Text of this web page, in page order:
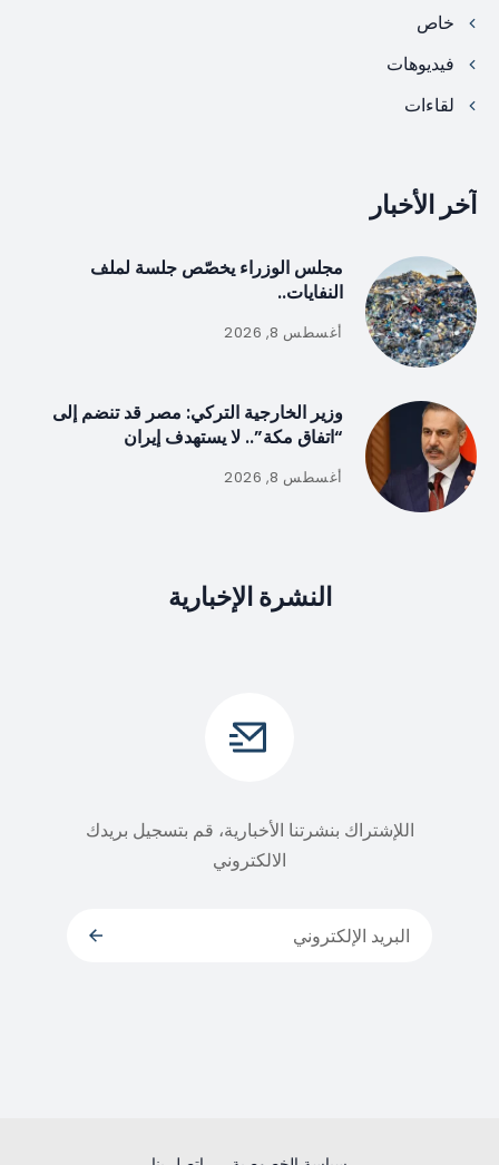
خاص
فيديوهات
لقاءات
آخر الأخبار
مجلس الوزراء يخصّص جلسة لملف
النفايات..
أغسطس 8, 2026
وزير الخارجية التركي: مصر قد تنضم إلى
“اتفاق مكة”.. لا يستهدف إيران
أغسطس 8, 2026
النشرة الإخبارية
اللإشتراك بنشرتنا الأخبارية، قم بتسجيل بريدك
الالكتروني